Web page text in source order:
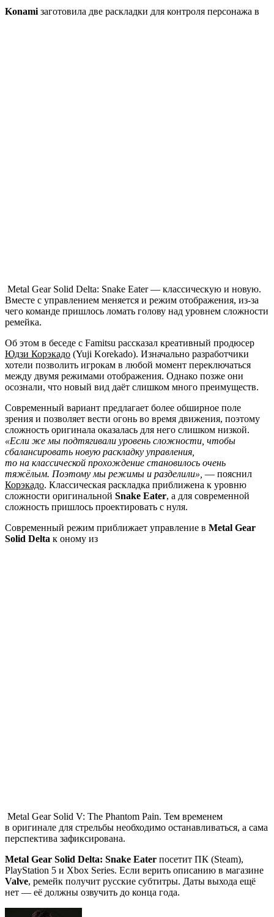
Konami заготовила две раскладки для контроля персонажа в
Metal Gear Solid Delta: Snake Eater— классическую и новую.
Вместе с управлением меняется и режим отображения, из-за
чего команде пришлось ломать голову над уровнем сложности
ремейка.
Об этом в беседе с Famitsu рассказал креативный продюсер
Юдзи Корэкадо (Yuji Korekado). Изначально разработчики
хотели позволить игрокам в любой момент переключаться
между двумя режимами отображения. Однако позже они
осознали, что новый вид даёт слишком много преимуществ.
Современный вариант предлагает более обширное поле
зрения и позволяет вести огонь во время движения, поэтому
сложность оригинала оказалась для него слишком низкой.
«Если же мы подтягивали уровень сложности, чтобы
сбалансировать новую раскладку управления,
то на классической прохождение становилось очень
тяжёлым. Поэтому мы режимы и разделили», — пояснил
Корэкадо. Классическая раскладка приближена к уровню
сложности оригинальной Snake Eater, а для современной
сложность пришлось проектировать с нуля.
Современный режим приближает управление в Metal Gear
Solid Delta к оному из
Metal Gear Solid V: The Phantom Pain. Тем временем
в оригинале для стрельбы необходимо останавливаться, а сама
перспектива зафиксирована.
Metal Gear Solid Delta: Snake Eater посетит ПК (Steam),
PlayStation 5 и Xbox Series. Если верить описанию в магазине
Valve, ремейк получит русские субтитры. Даты выхода ещё
нет — её должны озвучить до конца года.